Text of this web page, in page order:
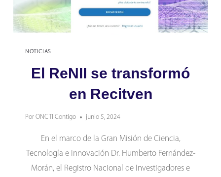
NOTICIAS
El ReNII se transformó
en Recitven
Por ONCTI Contigo junio 5, 2024
En el marco de la Gran Misión de Ciencia,
Tecnología e Innovación Dr. Humberto Fernández-
Morán, el Registro Nacional de Investigadores e